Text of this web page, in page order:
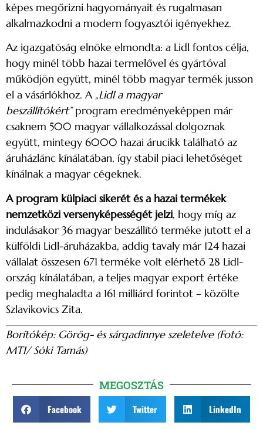
képes megőrizni hagyományait és rugalmasan
alkalmazkodni a modern fogyasztói igényekhez.
Az igazgatóság elnöke elmondta: a Lidl fontos célja,
hogy minél több hazai termelővel és gyártóval
működjön együtt, minél több magyar termék jusson
el a vásárlókhoz. A „Lidl a magyar
beszállítókért”program eredményeképpen már
csaknem 500 magyar vállalkozással dolgoznak
együtt, mintegy 6000 hazai árucikk található az
áruházlánc kínálatában, így stabil piaci lehetőséget
kínálnak a magyar cégeknek.
A program külpiaci sikerét és a hazai termékek
nemzetközi versenyképességét jelzi, hogy míg az
indulásakor 36 magyar beszállító terméke jutott el a
külföldi Lidl-áruházakba, addig tavaly már 124 hazai
vállalat összesen 671 terméke volt elérhető 28 Lidl-
ország kínálatában, a teljes magyar export értéke
pedig meghaladta a 161 milliárd forintot – közölte
Szlavikovics Zita.
Borítókép: Görög- és sárgadinnye szeletelve (Fotó:
MTI/ Sóki Tamás)
MEGOSZTÁS
Facebook Twitter LinkedIn